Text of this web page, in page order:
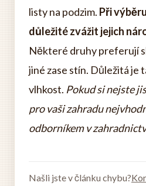
listy na podzim. Při
důležité zvážit jejich
Některé druhy preferují
jiné zase stín. Důležitá je
vlhkost. Pokud si nejste
pro vaši zahradu
odborníkem v
Našli jste v článku chybu?